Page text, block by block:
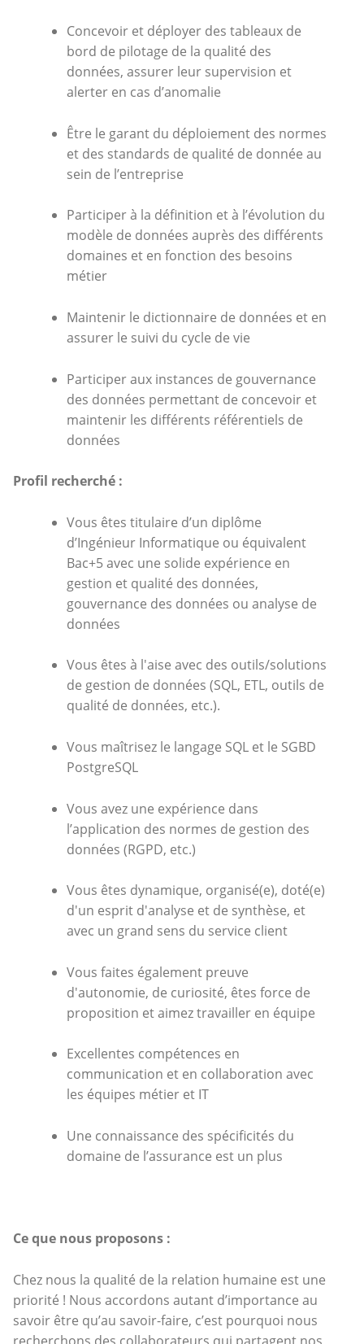
Concevoir et déployer des tableaux de
bord de pilotage de la qualité des
données, assurer leur supervision et
alerter en cas d’anomalie
Être le garant du déploiement des normes
et des standards de qualité de donnée au
sein de l’entreprise
Participer à la définition et à l’évolution du
modèle de données auprès des différents
domaines et en fonction des besoins
métier
Maintenir le dictionnaire de données et en
assurer le suivi du cycle de vie
Participer aux instances de gouvernance
des données permettant de concevoir et
maintenir les différents référentiels de
données
Profil recherché :
Vous êtes titulaire d’un diplôme
d’Ingénieur Informatique ou équivalent
Bac+5 avec une solide expérience en
gestion et qualité des données,
gouvernance des données ou analyse de
données
Vous êtes à l'aise avec des outils/solutions
de gestion de données (SQL, ETL, outils de
qualité de données, etc.).
Vous maîtrisez le langage SQL et le SGBD
PostgreSQL
Vous avez une expérience dans
l’application des normes de gestion des
données (RGPD, etc.)
Vous êtes dynamique, organisé(e), doté(e)
d'un esprit d'analyse et de synthèse, et
avec un grand sens du service client
Vous faites également preuve
d'autonomie, de curiosité, êtes force de
proposition et aimez travailler en équipe
Excellentes compétences en
communication et en collaboration avec
les équipes métier et IT
Une connaissance des spécificités du
domaine de l’assurance est un plus
Ce que nous proposons :
Chez nous la qualité de la relation humaine est une
priorité ! Nous accordons autant d’importance au
savoir être qu’au savoir-faire, c’est pourquoi nous